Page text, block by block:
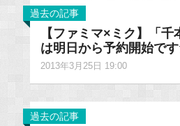
過去の記事
【ファミマ×ミク】「千
は明日から予約開始で
2013年3月25日 19:00
過去の記事